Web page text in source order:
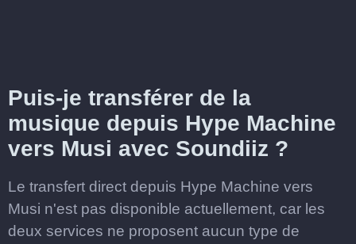
Puis-je transférer de la
musique depuis Hype Machine
vers Musi avec Soundiiz ?
Le transfert direct depuis Hype Machine vers
Musi n'est pas disponible actuellement, car les
deux services ne proposent aucun type de